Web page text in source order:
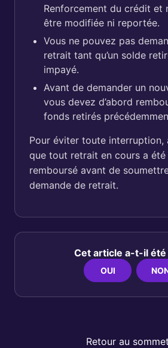
Renforcement du crédit et
être modifiée ni reportée.
Vous ne pouvez pas
retrait tant qu’un solde
impayé.
Avant de demander un
vous devez d’abord
fonds retirés
Pour éviter toute interruption,
que tout retrait en cours a été
remboursé avant de
demande de retrait.
Cet article a-t-il été
OUI
Retour au sommet